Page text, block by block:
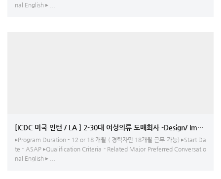
nal English ▸ ...
[ICDC 미국 인턴 / LA ] 2-30대 여성의류 도매회사 -Design/ Import
▸Program Duration - 12 or 18 개월 ( 경력자만 18개월 근무 가능) ▸Start Da
te - ASAP ▸Qualification Criteria - Related Major Preferred Conversatio
nal English ▸ ...